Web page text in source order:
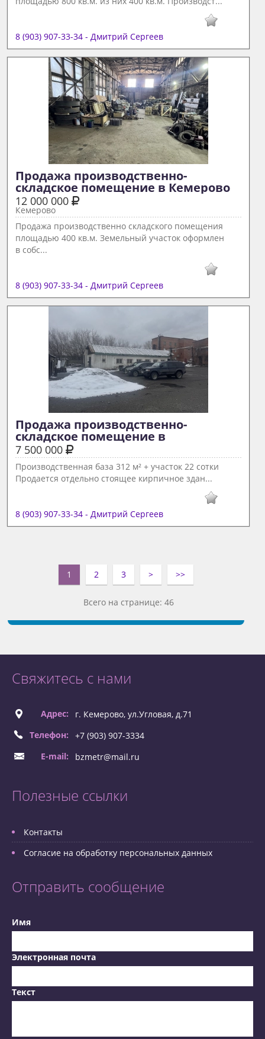
8 (903) 907-33-34 - Дмитрий Сергеев
Продажа производственно-
складское помещение в Кемерово
12 000 000
Кемерово
Продажа производственно складского помещения
площадью 400 кв.м. Земельный участок оформлен
в собс...
8 (903) 907-33-34 - Дмитрий Сергеев
Продажа производственно-
складское помещение в
7 500 000
Производственная база 312 м² + участок 22 сотки
Продается отдельно стоящее кирпичное здан...
8 (903) 907-33-34 - Дмитрий Сергеев
1 2 3 > >>
Всего на странице: 46
Свяжитесь с нами
Адрес:
г. Кемерово, ул.Угловая, д.71
Телефон:
+7 (903) 907-3334
E-mail:
bzmetr@mail.ru
Полезные ссылки
Контакты
Согласие на обработку персональных данных
Отправить сообщение
Имя
Электронная почта
Текст